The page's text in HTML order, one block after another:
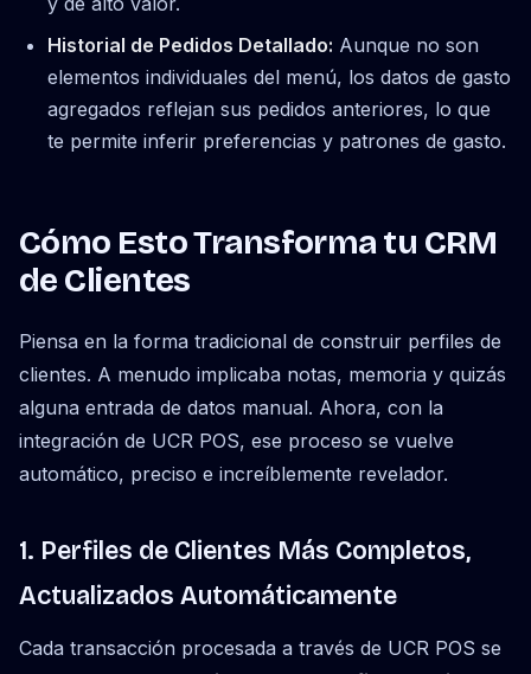
Historial de Pedidos Detallado: Aunque no son
elementos individuales del menú, los datos de gasto
agregados reflejan sus pedidos anteriores, lo que
te permite inferir preferencias y patrones de gasto.
Cómo Esto Transforma tu CRM
de Clientes
Piensa en la forma tradicional de construir perfiles de
clientes. A menudo implicaba notas, memoria y quizás
alguna entrada de datos manual. Ahora, con la
integración de UCR POS, ese proceso se vuelve
automático, preciso e increíblemente revelador.
1. Perfiles de Clientes Más Completos,
Actualizados Automáticamente
Cada transacción procesada a través de UCR POS se